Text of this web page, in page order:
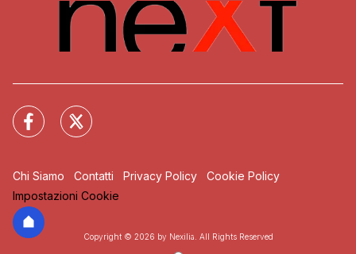
Chi Siamo Contatti Privacy Policy
Cookie Policy
Impostazioni Cookie
Copyright © 2026 by Nexilia. All Rights Reserved